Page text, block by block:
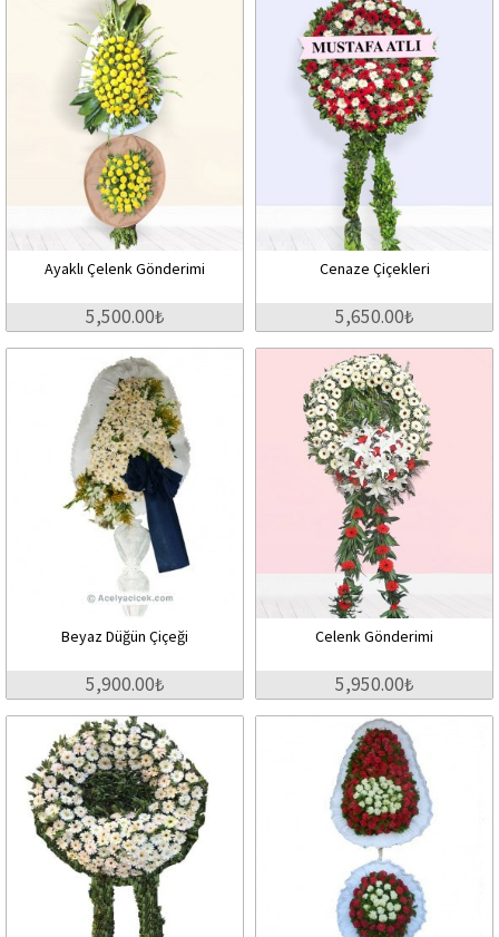
Ayaklı Çelenk Gönderimi
5,500.00₺
Cenaze Çiçekleri
5,650.00₺
Beyaz Düğün Çiçeği
5,900.00₺
Celenk Gönderimi
5,950.00₺